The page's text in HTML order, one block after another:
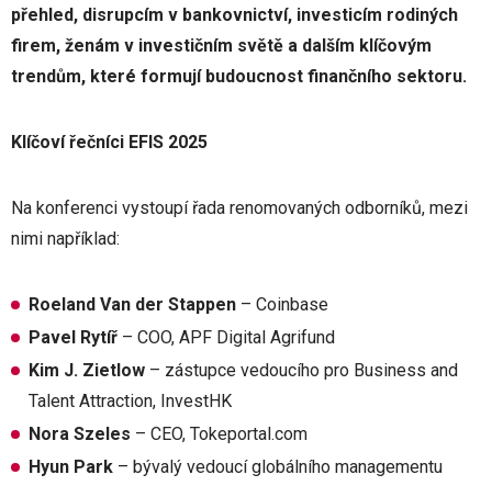
přehled, disrupcím v bankovnictví, investicím rodiných
firem, ženám v investičním světě a dalším klíčovým
trendům, které formují budoucnost finančního sektoru.
Klíčoví řečníci EFIS 2025
Na konferenci vystoupí řada renomovaných odborníků, mezi
nimi například:
Roeland Van der Stappen – Coinbase
Pavel Rytíř – COO, APF Digital Agrifund
Kim J. Zietlow – zástupce vedoucího pro Business and
Talent Attraction, InvestHK
Nora Szeles – CEO, Tokeportal.com
Hyun Park – bývalý vedoucí globálního managementu